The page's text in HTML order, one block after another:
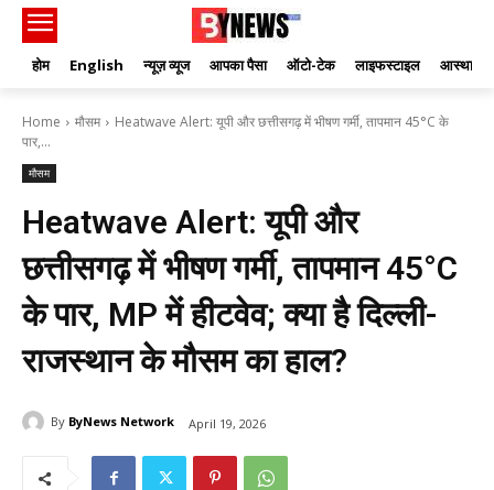
होम English न्यूज़ व्यूज आपका पैसा ऑटो-टेक लाइफस्टाइल आस्था
Home मौसम
Heatwave Alert: यूपी और छत्तीसगढ़ में भीषण गर्मी, तापमान 45°C के
पार,...
मौसम
Heatwave Alert: यूपी और
छत्तीसगढ़ में भीषण गर्मी, तापमान 45°C
के पार, MP में हीटवेव; क्या है दिल्ली-
राजस्थान के मौसम का हाल?
By ByNews Network April 19, 2026